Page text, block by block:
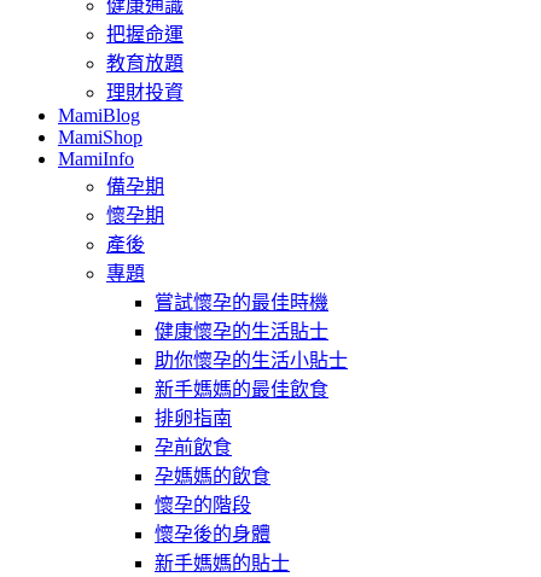
健康通識
把握命運
教育放題
理財投資
MamiBlog
MamiShop
MamiInfo
備孕期
懷孕期
產後
專題
嘗試懷孕的最佳時機
健康懷孕的生活貼士
助你懷孕的生活小貼士
新手媽媽的最佳飲食
排卵指南
孕前飲食
孕媽媽的飲食
懷孕的階段
懷孕後的身體
新手媽媽的貼士